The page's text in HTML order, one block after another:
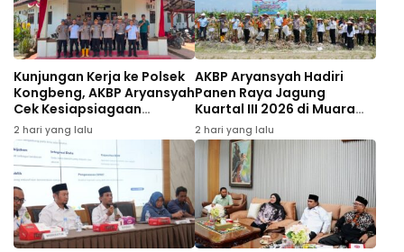
Kunjungan Kerja ke Polsek
Kongbeng, AKBP Aryansyah
Cek Kesiapsiagaan
Personel
2 hari yang lalu
AKBP Aryansyah Hadiri
Panen Raya Jagung
Kuartal III 2026 di Muara
Wahau
2 hari yang lalu